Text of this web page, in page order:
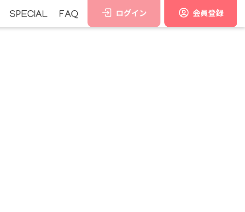
SPECIAL FAQ ログイン 会員登録